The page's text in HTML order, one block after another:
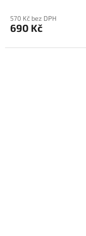
570 Kč bez DPH
690 Kč